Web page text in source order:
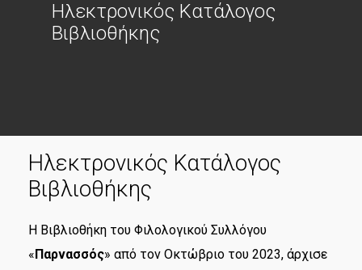
Ηλεκτρονικός Κατάλογος
Βιβλιοθήκης
Ηλεκτρονικός Κατάλογος
Βιβλιοθήκης
Η Βιβλιοθήκη του Φιλολογικού Συλλόγου
«Παρνασσός» από τον Οκτώβριο του 2023, άρχισε